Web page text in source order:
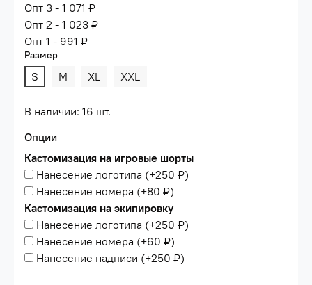
Опт 3 - 1 071 ₽
Опт 2 - 1 023 ₽
Опт 1 - 991 ₽
Размер
S M XL XXL
В наличии: 16 шт.
Опции
Кастомизация на игровые шорты
Нанесение логотипа (+250 ₽)
Нанесение номера (+80 ₽)
Кастомизация на экипировку
Нанесение логотипа (+250 ₽)
Нанесение номера (+60 ₽)
Нанесение надписи (+250 ₽)